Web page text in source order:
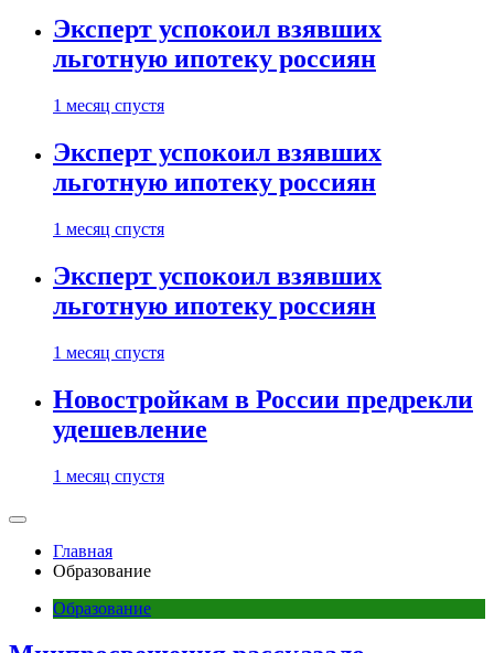
Эксперт успокоил взявших
льготную ипотеку россиян
1 месяц спустя
Эксперт успокоил взявших
льготную ипотеку россиян
1 месяц спустя
Эксперт успокоил взявших
льготную ипотеку россиян
1 месяц спустя
Новостройкам в России предрекли
удешевление
1 месяц спустя
Главная
Образование
Образование